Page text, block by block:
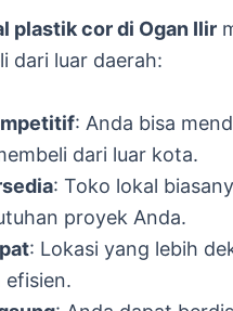
plastik cor di Ogan Ilir
dari luar daerah:
: Anda bisa
dari luar kota.
: Toko lokal
proyek Anda.
: Lokasi yang lebih
efisien.